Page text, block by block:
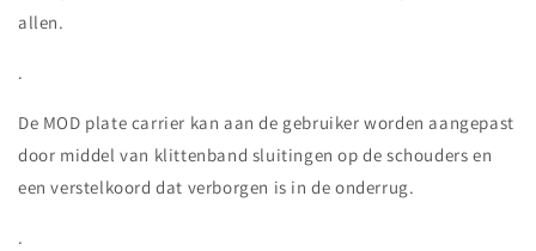
allen.
.
De MOD plate carrier kan aan de gebruiker worden aangepast
door middel van klittenband sluitingen op de schouders en
een verstelkoord dat verborgen is in de onderrug.
.